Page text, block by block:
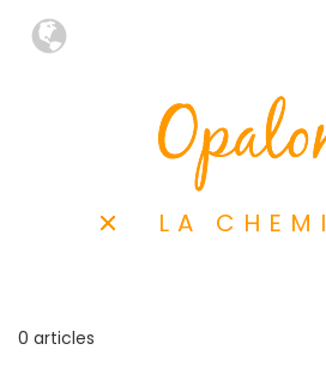
LA
0 articles